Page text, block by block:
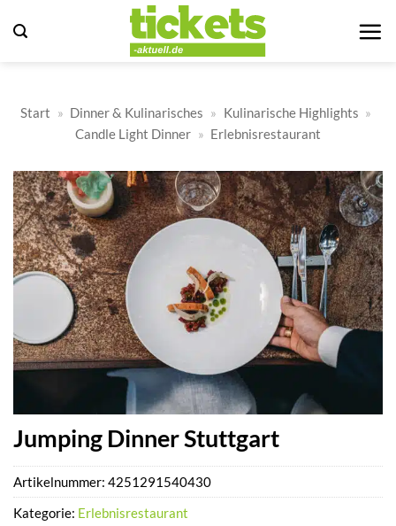
Inhalt
Start » Dinner & Kulinarisches » Kulinarische Highlights »
Candle Light Dinner » Erlebnisrestaurant
Jumping Dinner Stuttgart
Artikelnummer: 4251291540430
Kategorie: Erlebnisrestaurant